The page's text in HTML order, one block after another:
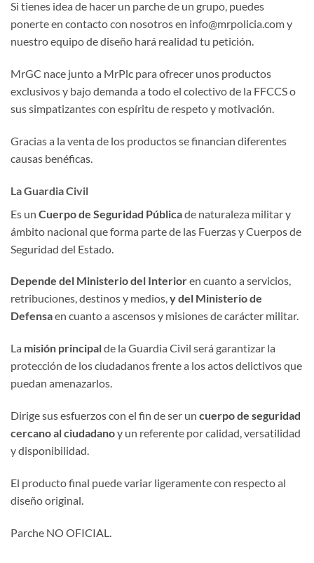
Si tienes idea de hacer un parche de un grupo, puedes
ponerte en contacto con nosotros en info@mrpolicia.com y
nuestro equipo de diseño hará realidad tu petición.
MrGC nace junto a MrPlc para ofrecer unos productos
exclusivos y bajo demanda a todo el colectivo de la FFCCS o
sus simpatizantes con espíritu de respeto y motivación.
Gracias a la venta de los productos se financian diferentes
causas benéficas.
La Guardia Civil
Es un Cuerpo de Seguridad Públicade naturaleza militar y
ámbito nacional que forma parte de las Fuerzas y Cuerpos de
Seguridad del Estado.
Depende del Ministerio del Interioren cuanto a servicios,
retribuciones, destinos y medios,y del Ministerio de
Defensaen cuanto a ascensos y misiones de carácter militar.
La misión principalde la Guardia Civil será garantizar la
protección de los ciudadanos frente a los actos delictivos que
puedan amenazarlos.
Dirige sus esfuerzos con el fin de ser un cuerpo de seguridad
cercano al ciudadanoy un referente por calidad, versatilidad
y disponibilidad.
El producto final puede variar ligeramente con respecto al
diseño original.
Parche NO OFICIAL.